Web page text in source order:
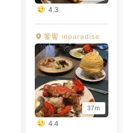
4.3
饗饗 inparadise
37m
4.4